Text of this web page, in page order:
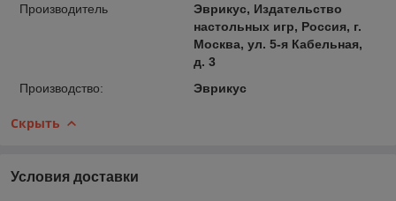
Производитель
Эврикус, Издательство
настольных игр, Россия, г.
Москва, ул. 5-я Кабельная,
д. 3
Производство:
Эврикус
Скрыть
Условия доставки